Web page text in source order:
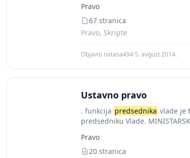
Pravo
67 stranica
Pravo, Skripte
Objavio natasa494·5. avgust 2014.
Ustavno pravo
. funkcija predsednika vlade je
predsedniku Vlade.
Pravo
20 stranica